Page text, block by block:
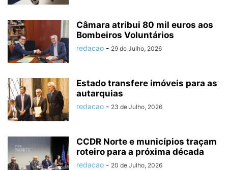
Câmara atribui 80 mil euros aos
Bombeiros Voluntários
redacao - 29 de Julho, 2026
Estado transfere imóveis para as
autarquias
redacao - 23 de Julho, 2026
CCDR Norte e municípios traçam
roteiro para a próxima década
redacao - 20 de Julho, 2026